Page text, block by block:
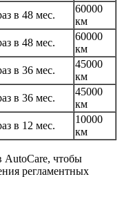
в 48 мес.
60000
км
в 48 мес.
60000
км
в 36 мес.
45000
км
в 36 мес.
45000
км
в 12 мес.
10000
км
AutoCare, чтобы
регламентных